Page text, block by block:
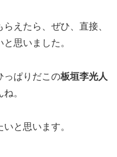
えたら、ぜひ、直接、
思いました。
っぱりだこの板垣李光人
。
と思います。